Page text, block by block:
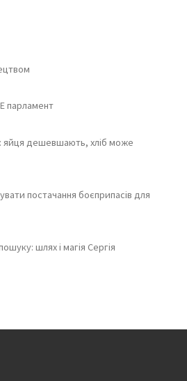
парламент
яйця дешевшають, хліб може
постачання боєприпасів для
шлях і магія Сергія